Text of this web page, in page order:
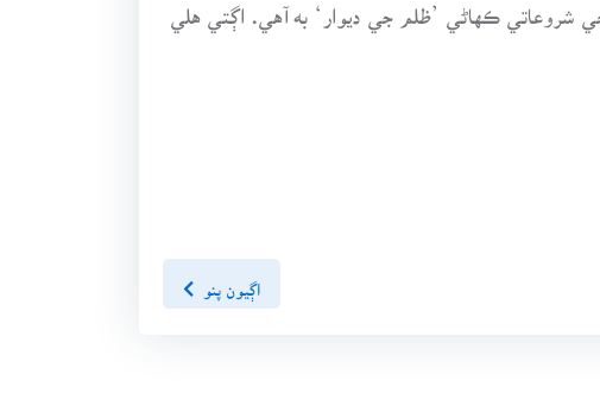
شروعاتي ڪهاڻي ’ظلم جي ديوار‘ به آهي. اڳتي هلي
اڳيون پنو